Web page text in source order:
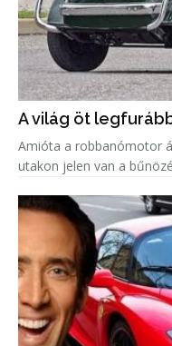
A világ öt
Amióta a robbanómotor
utakon jelen van a